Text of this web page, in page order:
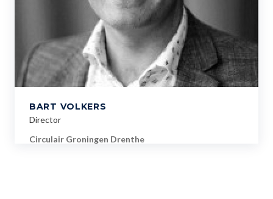
BART VOLKERS
Director
Circulair Groningen Drenthe